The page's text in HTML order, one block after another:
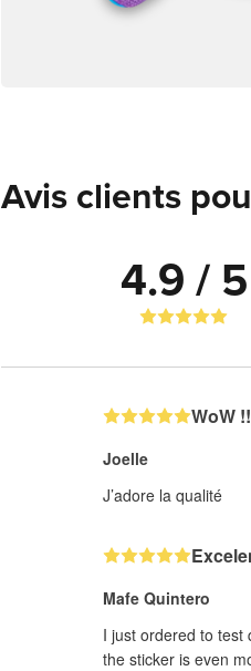
Avis clients
4.9 / 5
WoW !!
Joelle
J’adore la qualité
Mafe Quintero
I just ordered to test
the sticker is even